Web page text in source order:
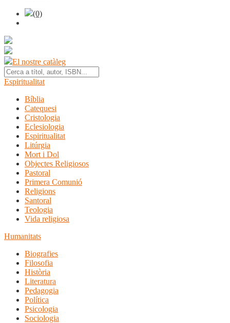
(0)
El nostre catàleg
Espiritualitat
Bíblia
Catequesi
Cristologia
Eclesiologia
Espiritualitat
Litúrgia
Mort i Dol
Objectes Religiosos
Pastoral
Primera Comunió
Religions
Santoral
Teologia
Vida religiosa
Humanitats
Biografies
Filosofia
Història
Literatura
Pedagogia
Política
Psicologia
Sociologia